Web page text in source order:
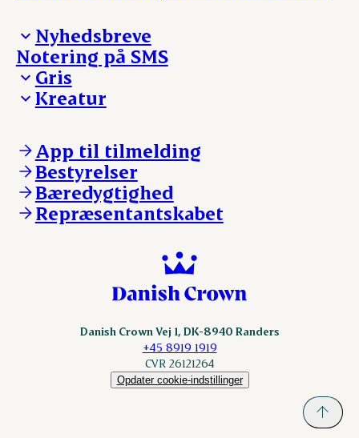
Nyhedsbreve
Madinspiration - nyhedsbrev
Notering på SMS
Gris
Ejerinformation
Nyheder
Login
Kreatur
Kontakt os
Notering
Nyheder
Login
App til tilmelding
Bestyrelser
Bæredygtighed
Repræsentantskabet
Danish Crown Vej 1, DK-8940 Randers
+45 8919 1919
CVR 26121264
Opdater cookie-indstillinger